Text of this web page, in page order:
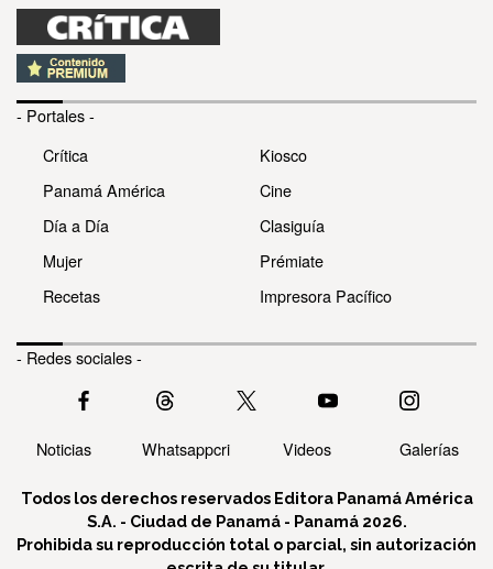
- Portales -
Crítica
Panamá América
Día a Día
Mujer
Recetas
Kiosco
Cine
Clasiguía
Prémiate
Impresora Pacífico
- Redes sociales -
Noticias Whatsappcri Videos Galerías
Todos los derechos reservados Editora Panamá América
S.A. - Ciudad de Panamá - Panamá 2026.
Prohibida su reproducción total o parcial, sin autorización